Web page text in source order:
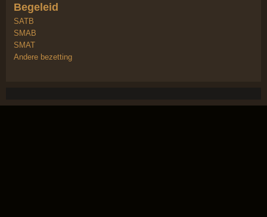
Begeleid
SATB
SMAB
SMAT
Andere bezetting